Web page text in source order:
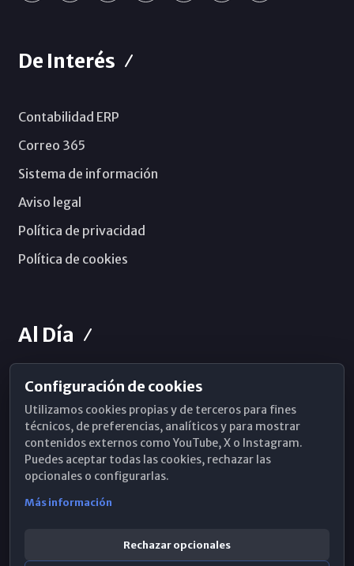
De Interés
Contabilidad ERP
Correo 365
Sistema de información
Aviso legal
Política de privacidad
Política de cookies
Al Día
Horarios de Misa
Hemeroteca
WhatsApp
Configuración de cookies
Utilizamos cookies propias y de terceros para fines
técnicos, de preferencias, analíticos y para mostrar
contenidos externos como YouTube, X o Instagram.
Puedes aceptar todas las cookies, rechazar las
opcionales o configurarlas.
Más información
Rechazar opcionales